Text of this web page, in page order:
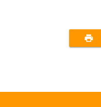
print